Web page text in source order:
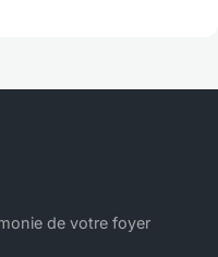
de votre foyer